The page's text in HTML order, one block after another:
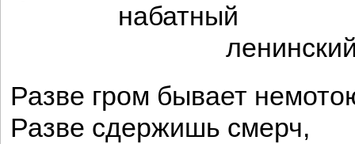
набатный
ленинский
Разве гром бывает
Разве сдержишь смерч,